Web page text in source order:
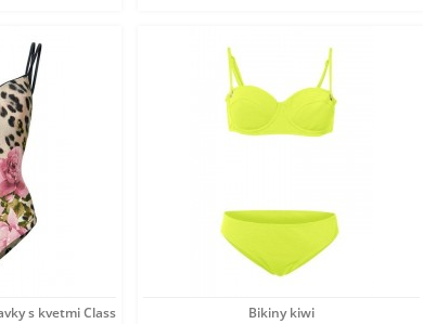
s kvetmi Class International Bikiny kiwi